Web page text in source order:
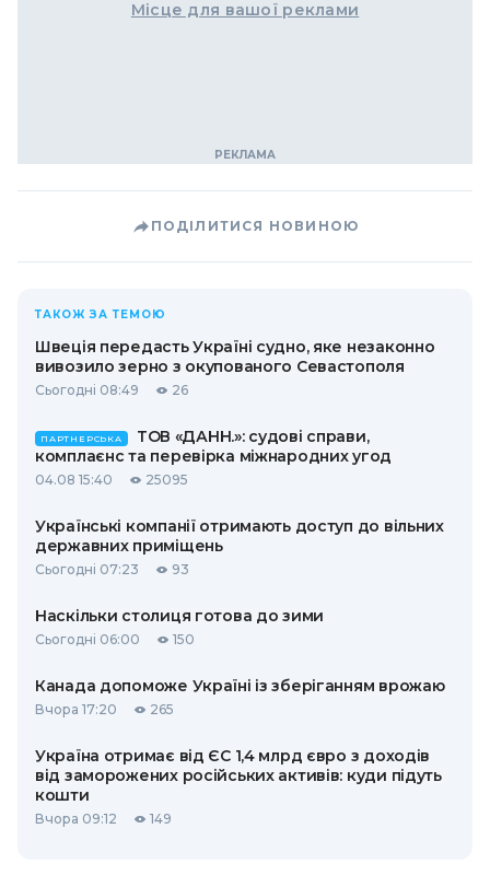
Місце для вашої реклами
ПОДІЛИТИСЯ НОВИНОЮ
ТАКОЖ ЗА ТЕМОЮ
Швеція передасть Україні судно, яке незаконно
вивозило зерно з окупованого Севастополя
Сьогодні 08:49 26
ПАРТНЕРСЬКА
ТОВ «ДАНН.»: судові справи,
комплаєнс та перевірка міжнародних угод
04.08 15:40 25095
Українські компанії отримають доступ до вільних
державних приміщень
Сьогодні 07:23 93
Наскільки столиця готова до зими
Сьогодні 06:00 150
Канада допоможе Україні із зберіганням врожаю
Вчора 17:20 265
Україна отримає від ЄС 1,4 млрд євро з доходів
від заморожених російських активів: куди підуть
кошти
Вчора 09:12 149